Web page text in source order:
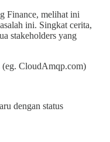
Finance, melihat ini
ini. Singkat cerita,
stakeholders yang
(eg. CloudAmqp.com)
dengan status